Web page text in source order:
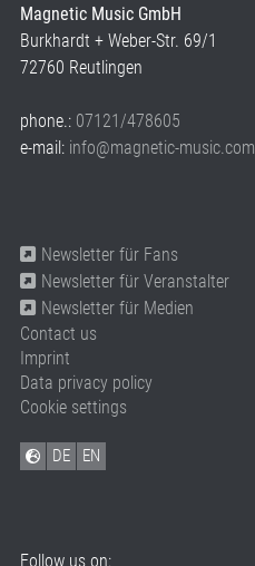
Magnetic Music GmbH
Burkhardt + Weber-Str. 69/1
72760 Reutlingen
phone.: 07121/478605
e-mail: info@magnetic-music.com
Newsletter für Fans
Newsletter für Veranstalter
Newsletter für Medien
Contact us
Imprint
Data privacy policy
Cookie settings
DE EN
Follow us on: